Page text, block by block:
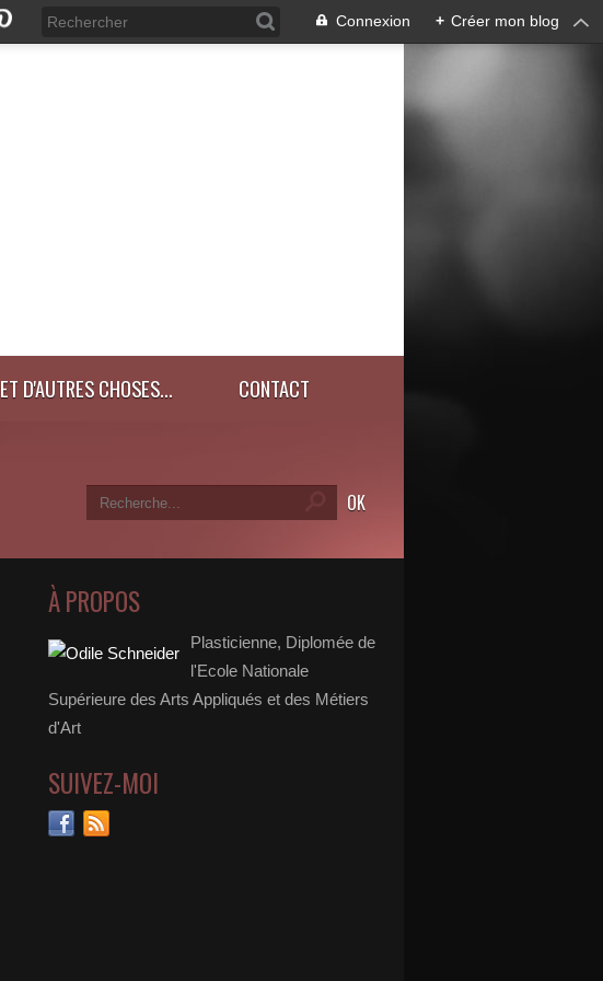
Connexion + Créer mon blog
ET D'AUTRES CHOSES... CONTACT
À PROPOS
Plasticienne, Diplomée de
l'Ecole Nationale
Supérieure des Arts Appliqués et des Métiers
d'Art
SUIVEZ-MOI